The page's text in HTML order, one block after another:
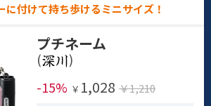
に付けて持ち歩けるミニサイズ！
プチネーム
(
)
-15% ￥ 1,028 ￥1,210